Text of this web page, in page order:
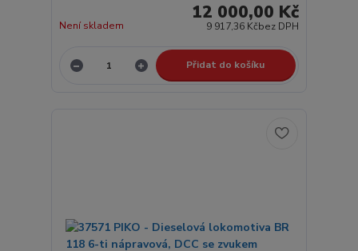
12 000,00 Kč
9 917,36 Kčbez DPH
Není skladem
Přidat do košíku